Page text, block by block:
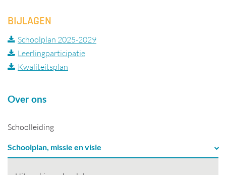
Over ons
Schoolleiding
Schoolplan, missie en visie
BIJLAGEN
Schoolplan 2025-2029
Leerlingparticipatie
Kwaliteitsplan